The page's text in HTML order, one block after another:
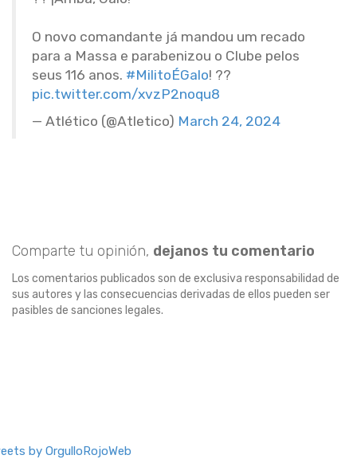
O novo comandante já mandou um recado
para a Massa e parabenizou o Clube pelos
seus 116 anos. #MilitoÉGalo! ??
pic.twitter.com/xvzP2noqu8
— Atlético (@Atletico) March 24, 2024
Comparte tu opinión, dejanos tu comentario
Los comentarios publicados son de exclusiva responsabilidad de
sus autores y las consecuencias derivadas de ellos pueden ser
pasibles de sanciones legales.
by OrgulloRojoWeb